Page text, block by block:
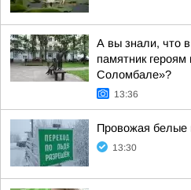
А вы знали, что в
памятник героям
Соломбале»?
13:36
Провожая белые
13:30